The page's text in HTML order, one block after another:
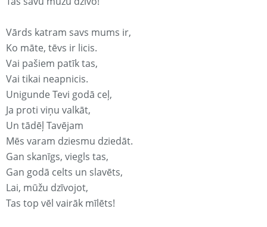
Vārds katram savs mums ir,
Ko māte, tēvs ir licis.
Vai pašiem patīk tas,
Vai tikai neapnicis.
Unigunde Tevi godā ceļ,
Ja proti viņu valkāt,
Un tādēļ Tavējam
Mēs varam dziesmu dziedāt.
Gan skanīgs, viegls tas,
Gan godā celts un slavēts,
Lai, mūžu dzīvojot,
Tas top vēl vairāk mīlēts!